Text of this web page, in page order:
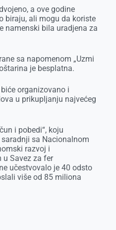
a ove godine
biraju, ali mogu da koriste
namenski bila uradjena za
sa napomenom „Uzmi
je besplatna.
organizovano i
u prikupljanju najvećeg
i pobedi“, koju
sa Nacionalnom
razvoj i
Savez za fer
učestvovalo je 40 odsto
više od 85 miliona